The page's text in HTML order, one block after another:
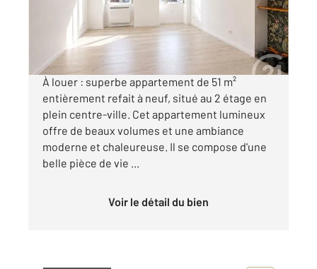
600 €
par mois charges comprises
À louer : superbe appartement de 51 m²
entièrement refait à neuf, situé au 2 étage en
plein centre-ville. Cet appartement lumineux
offre de beaux volumes et une ambiance
moderne et chaleureuse. Il se compose d'une
belle pièce de vie ...
Voir le détail du bien